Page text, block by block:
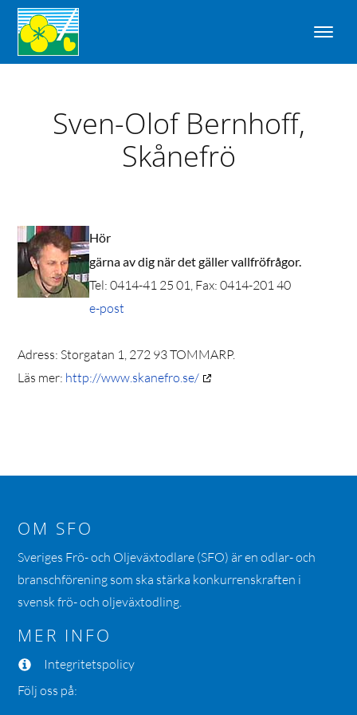
Sven-Olof Bernhoff,
Skånefrö
Hör
gärna av dig när det gäller vallfröfrågor.
Tel: 0414-41 25 01, Fax: 0414-201 40
e-post
Adress: Storgatan 1, 272 93 TOMMARP.
Läs mer: http://www.skanefro.se/
OM SFO
Sveriges Frö- och Oljeväxtodlare (SFO) är en odlar- och
branschförening som ska stärka konkurrenskraften i
svensk frö- och oljeväxtodling.
MER INFO
Integritetspolicy
Följ oss på: